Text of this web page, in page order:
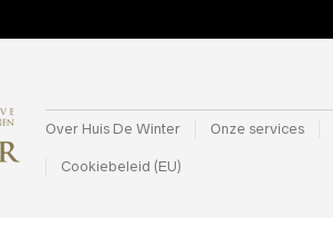
Over Huis De Winter Onze services
Cookiebeleid (EU)